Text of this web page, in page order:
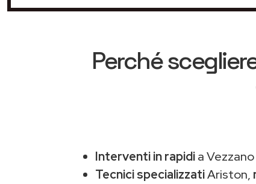
Perché
Interventi in rapidia
Tecnici specializzatiAriston,